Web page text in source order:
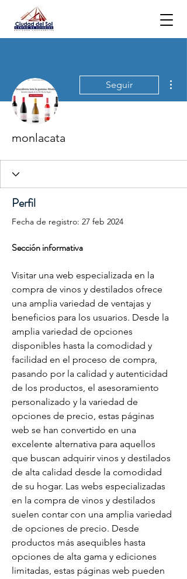
Seguir
monlacata
Perfil
Fecha de registro: 27 feb 2024
Sección informativa
Visitar una web especializada en la
compra de vinos y destilados ofrece
una amplia variedad de ventajas y
beneficios para los usuarios. Desde la
amplia variedad de opciones
disponibles hasta la comodidad y
facilidad en el proceso de compra,
pasando por la calidad y autenticidad
de los productos, el asesoramiento
personalizado y la variedad de
opciones de precio, estas páginas
web se han convertido en una
excelente alternativa para aquellos
que buscan adquirir vinos y destilados
de alta calidad desde la comodidad
de su hogar. Las webs especializadas
en la compra de vinos y destilados
suelen contar con una amplia variedad
de opciones de precio. Desde
productos más asequibles hasta
opciones de alta gama y ediciones
limitadas, estas páginas web pueden